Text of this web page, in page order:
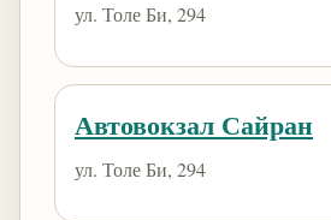
ул. Толе Би, 294
Автовокзал Сайран
ул. Толе Би, 294